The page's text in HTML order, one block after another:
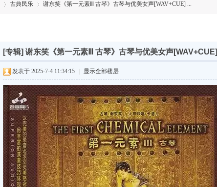
古典民乐 谢东笑《第一元素Ⅲ 古琴》古琴与优美女声[WAV+CUE] ...
[专辑] 谢东笑《第一元素Ⅲ 古琴》古琴与优美女声[WAV+CUE]
发表于 2025-7-4 11:34:15 显示全部楼层